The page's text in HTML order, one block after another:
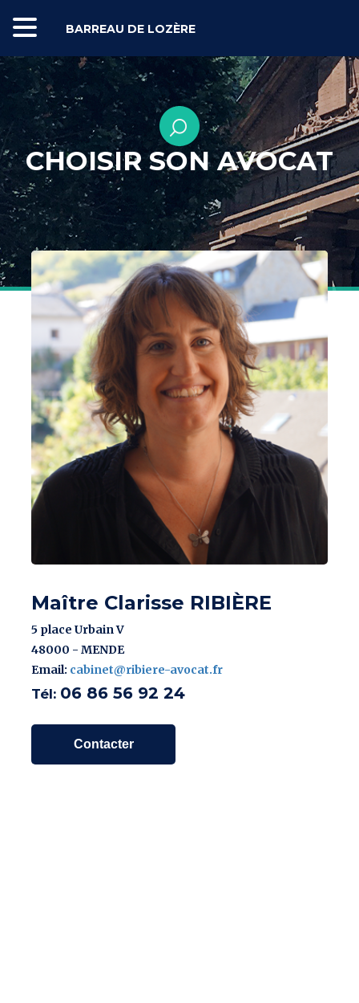
CHOISIR SON AVOCAT
Maître Clarisse RIBIÈRE
5 place Urbain V
48000 - MENDE
Email: cabinet@ribiere-avocat.fr
Tél: 06 86 56 92 24
Contacter
BARREAU DE LOZÈRE